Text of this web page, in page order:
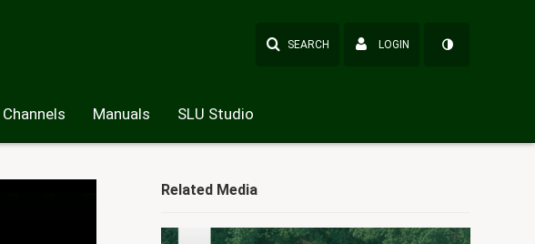
SEARCH LOGIN
Channels Manuals SLU Studio
Related Media